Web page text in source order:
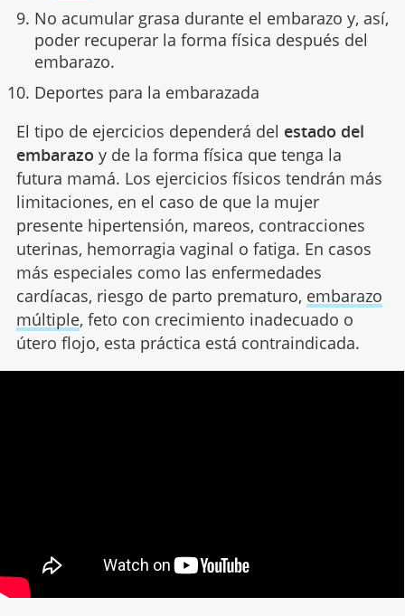
No acumular grasa durante el embarazo y, así,
poder recuperar la forma física después del
embarazo.
Deportes para la embarazada
El tipo de ejercicios dependerá del estado del
embarazo y de la forma física que tenga la
futura mamá. Los ejercicios físicos tendrán más
limitaciones, en el caso de que la mujer
presente hipertensión, mareos, contracciones
uterinas, hemorragia vaginal o fatiga. En casos
más especiales como las enfermedades
cardíacas, riesgo de parto prematuro, embarazo
múltiple, feto con crecimiento inadecuado o
útero flojo, esta práctica está contraindicada.